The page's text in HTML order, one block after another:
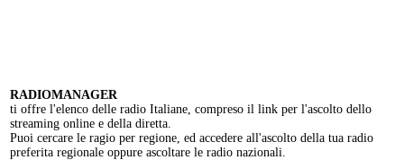
RADIOMANAGER
ti offre l'elenco delle radio Italiane, compreso il link per l'ascolto dello
streaming online e della diretta.
Puoi cercare le ragio per regione, ed accedere all'ascolto della tua radio
preferita regionale oppure ascoltare le radio nazionali.